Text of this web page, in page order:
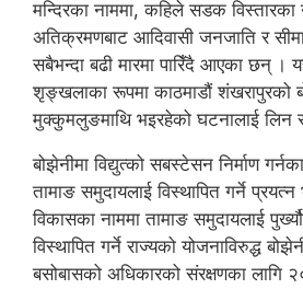
मन्दिरका नाममा, कहिले सडक विस्तारका
अतिक्रमणबाट आदिवासी जनजाति र
सबैभन्दा बढी मारमा पारिँदै आएका छन् ।
शृङ्खलाका रूपमा काठमाडौं शंखरापुरको
मुक्कुमलुङमाथि भइरहेको घटनालाई लिन
बोझेनीमा विद्युत्को सबस्टेसन निर्माण
तामाङ समुदायलाई विस्थापित गर्ने
विकासका नाममा तामाङ समुदायलाई
विस्थापित गर्ने राज्यको योजनाविरुद्ध
बसोबासको अधिकारको संरक्षणका लागि